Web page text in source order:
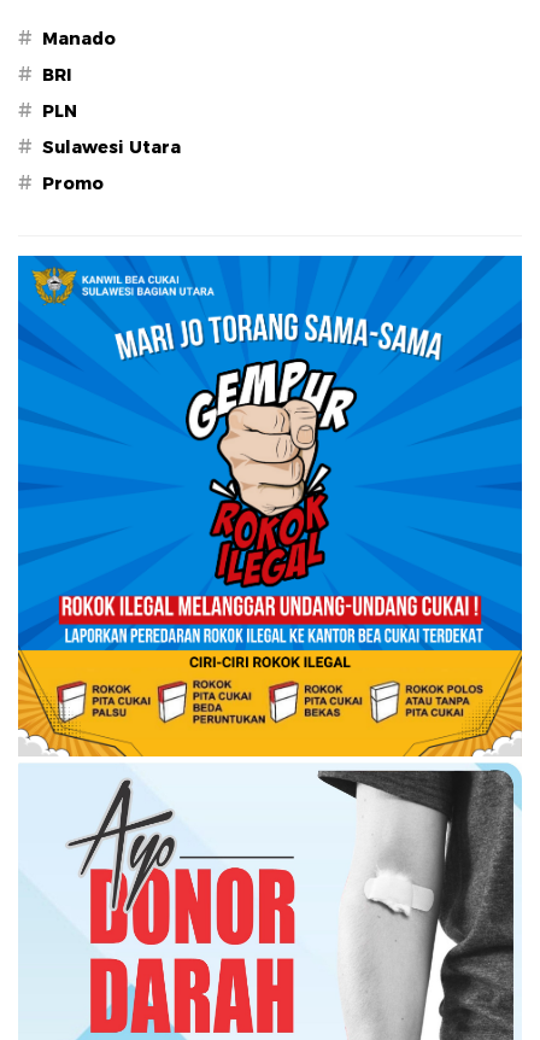
# Manado
# BRI
# PLN
# Sulawesi Utara
# Promo